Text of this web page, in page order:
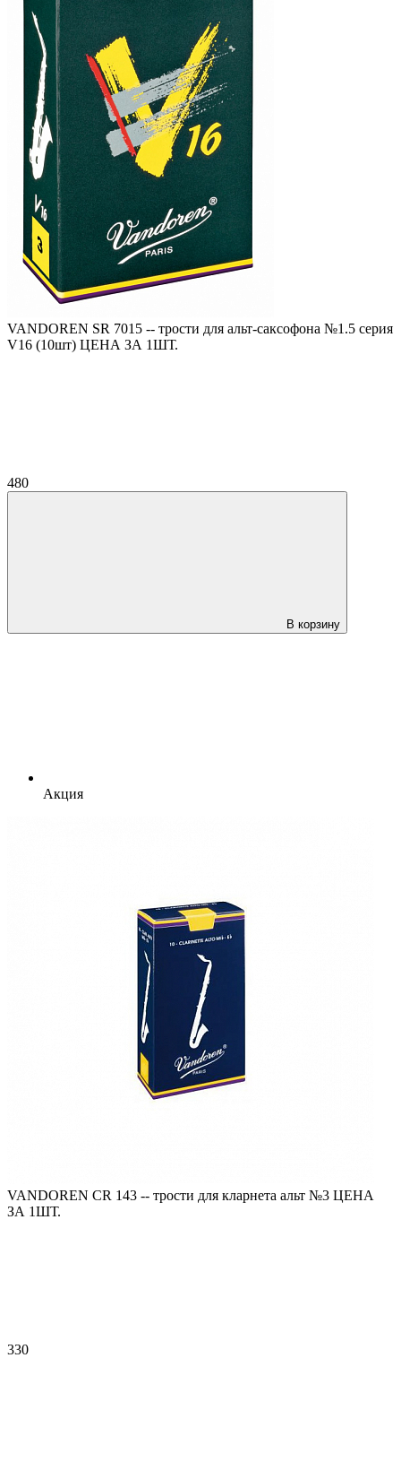
VANDOREN SR 7015 -- трости для альт-саксофона №1.5 серия
V16 (10шт) ЦЕНА ЗА 1ШТ.
480
В корзину
Акция
VANDOREN CR 143 -- трости для кларнета альт №3 ЦЕНА
ЗА 1ШТ.
330